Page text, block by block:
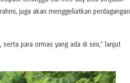
juga akan menggeliatkan perdagangan
para ormas yang ada di sini,” lanjut